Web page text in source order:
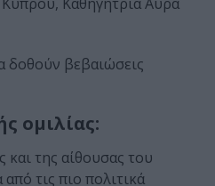
δοθούν βεβαιώσεις
ομιλίας:
και της αίθουσας του
τις πιο πολιτικά